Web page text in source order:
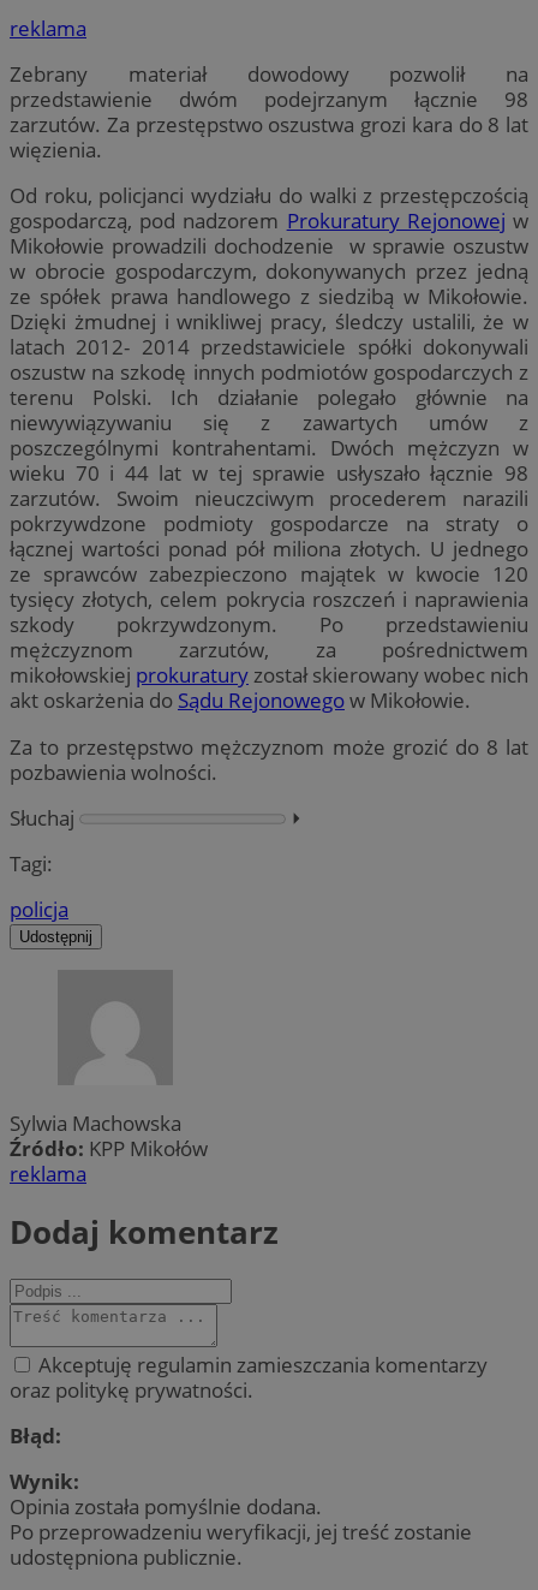
reklama
Zebrany materiał dowodowy pozwolił na
przedstawienie dwóm podejrzanym łącznie 98
zarzutów. Za przestępstwo oszustwa grozi kara do 8 lat
więzienia.
Od roku, policjanci wydziału do walki z przestępczością
gospodarczą, pod nadzorem Prokuratury Rejonowej w
Mikołowie prowadzili dochodzenie w sprawie oszustw
w obrocie gospodarczym, dokonywanych przez jedną
ze spółek prawa handlowego z siedzibą w Mikołowie.
Dzięki żmudnej i wnikliwej pracy, śledczy ustalili, że w
latach 2012- 2014 przedstawiciele spółki dokonywali
oszustw na szkodę innych podmiotów gospodarczych z
terenu Polski. Ich działanie polegało głównie na
niewywiązywaniu się z zawartych umów z
poszczególnymi kontrahentami. Dwóch mężczyzn w
wieku 70 i 44 lat w tej sprawie usłyszało łącznie 98
zarzutów. Swoim nieuczciwym procederem narazili
pokrzywdzone podmioty gospodarcze na straty o
łącznej wartości ponad pół miliona złotych. U jednego
ze sprawców zabezpieczono majątek w kwocie 120
tysięcy złotych, celem pokrycia roszczeń i naprawienia
szkody pokrzywdzonym. Po przedstawieniu
mężczyznom zarzutów, za pośrednictwem
mikołowskiej prokuraturyzostał skierowany wobec nich
akt oskarżenia do Sądu Rejonowegow Mikołowie.
Za to przestępstwo mężczyznom może grozić do 8 lat
pozbawienia wolności.
Słuchaj
⏵︎
Tagi:
policja
Udostępnij
Sylwia Machowska
Źródło: KPP Mikołów
reklama
Dodaj komentarz
Akceptuję regulamin zamieszczania komentarzy
oraz politykę prywatności.
Błąd:
Wynik:
Opinia została pomyślnie dodana.
Po przeprowadzeniu weryfikacji, jej treść zostanie
udostępniona publicznie.